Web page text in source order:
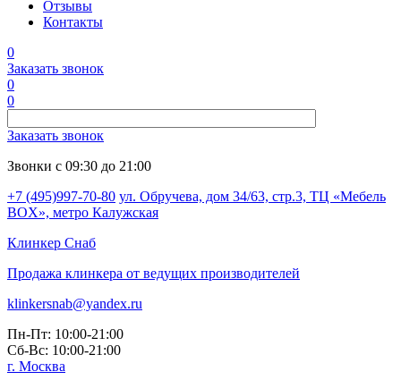
Отзывы
Контакты
0
Заказать звонок
0
0
Заказать звонок
Звонки с 09:30 до 21:00
+7 (495)997-70-80 ул. Обручева, дом 34/63, стр.3, ТЦ «Мебель
BOX», метро Калужская
Клинкер Снаб
Продажа клинкера от ведущих производителей
klinkersnab@yandex.ru
Пн-Пт: 10:00-21:00
Сб-Вс: 10:00-21:00
г. Москва